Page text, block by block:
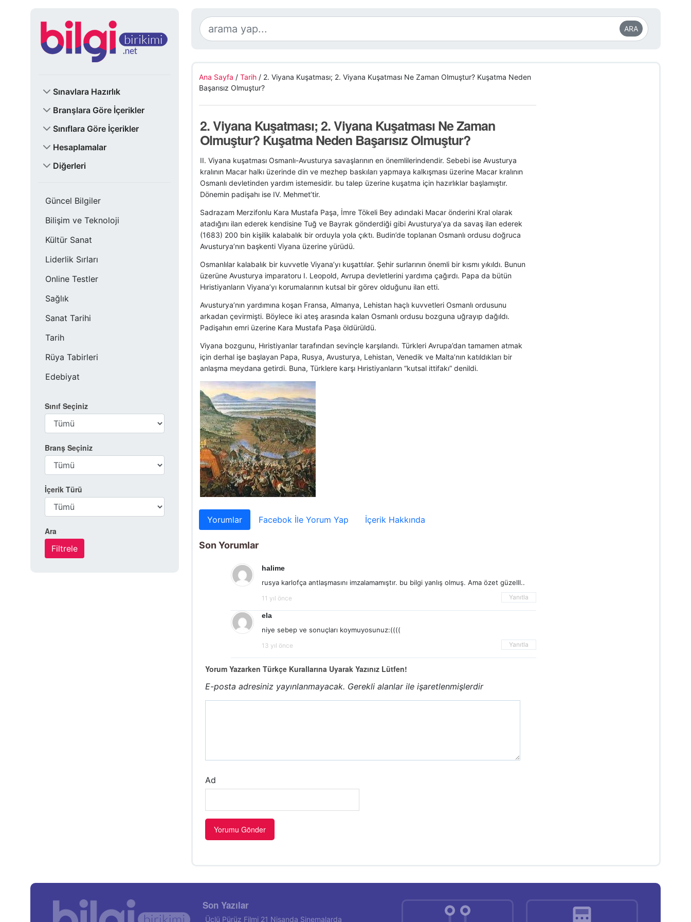
Sınavlara Hazırlık
Branşlara Göre İçerikler
Sınıflara Göre İçerikler
Hesaplamalar
Diğerleri
Güncel Bilgiler
Bilişim ve Teknoloji
Kültür Sanat
Liderlik Sırları
Online Testler
Sağlık
Sanat Tarihi
Tarih
Rüya Tabirleri
Edebiyat
Sınıf Seçiniz
Branş Seçiniz
İçerik Türü
Ara
ARA
Ana Sayfa / Tarih/ 2. Viyana Kuşatması; 2. Viyana Kuşatması Ne Zaman Olmuştur? Kuşatma Neden
Başarısız Olmuştur?
2. Viyana Kuşatması; 2. Viyana Kuşatması Ne Zaman
Olmuştur? Kuşatma Neden Başarısız Olmuştur?
II. Viyana kuşatması Osmanlı-Avusturya savaşlarının en önemlilerindendir. Sebebi ise Avusturya
kralının Macar halkı üzerinde din ve mezhep baskıları yapmaya kalkışması üzerine Macar kralının
Osmanlı devletinden yardım istemesidir. bu talep üzerine kuşatma için hazırlıklar başlamıştır.
Dönemin padişahı ise IV. Mehmet’tir.
Sadrazam Merzifonlu Kara Mustafa Paşa, İmre Tökeli Bey adındaki Macar önderini Kral olarak
atadığını ilan ederek kendisine Tuğ ve Bayrak gönderdiği gibi Avusturya’ya da savaş ilan ederek
(1683) 200 bin kişilik kalabalık bir orduyla yola çıktı. Budin’de toplanan Osmanlı ordusu doğruca
Avusturya’nın başkenti Viyana üzerine yürüdü.
Osmanlılar kalabalık bir kuvvetle Viyana’yı kuşattılar. Şehir surlarının önemli bir kısmı yıkıldı. Bunun
üzerüne Avusturya imparatoru I. Leopold, Avrupa devletlerini yardıma çağırdı. Papa da bütün
Hıristiyanların Viyana’yı korumalarının kutsal bir görev olduğunu ilan etti.
Avusturya’nın yardımına koşan Fransa, Almanya, Lehistan haçlı kuvvetleri Osmanlı ordusunu
arkadan çevirmişti. Böylece iki ateş arasında kalan Osmanlı ordusu bozguna uğrayıp dağıldı.
Padişahın emri üzerine Kara Mustafa Paşa öldürüldü.
Viyana bozgunu, Hıristiyanlar tarafından sevinçle karşılandı. Türkleri Avrupa’dan tamamen atmak
için derhal işe başlayan Papa, Rusya, Avusturya, Lehistan, Venedik ve Malta’nın katıldıkları bir
anlaşma meydana getirdi. Buna, Türklere karşı Hıristiyanların “kutsal ittifakı” denildi.
Yorumlar Facebok İle Yorum Yap İçerik Hakkında
Son Yorumlar
halime
rusya karlofça antlaşmasını imzalamamıştır. bu bilgi yanlış olmuş. Ama özet güzelll..
11 yıl önce Yanıtla
ela
niye sebep ve sonuçları koymuyosunuz:((((
13 yıl önce Yanıtla
Yorum Yazarken Türkçe Kurallarına Uyarak Yazınız Lütfen!
E-posta adresiniz yayınlanmayacak. Gerekli alanlar ile işaretlenmişlerdir
Ad
Son Yazılar
Üçlü Pürüz Filmi 21 Nisanda Sinemalarda